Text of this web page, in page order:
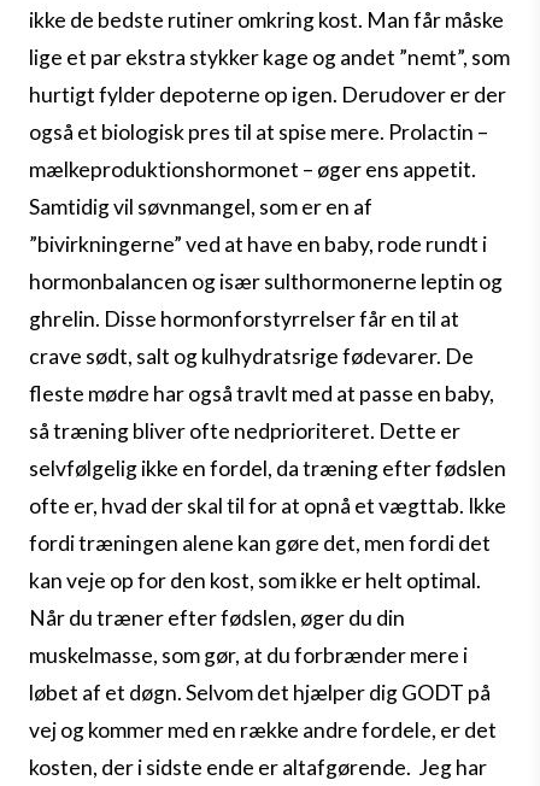
ikke de bedste rutiner omkring kost. Man får måske
lige et par ekstra stykker kage og andet ”nemt”, som
hurtigt fylder depoterne op igen. Derudover er der
også et biologisk pres til at spise mere. Prolactin –
mælkeproduktionshormonet – øger ens appetit.
Samtidig vil søvnmangel, som er en af
”bivirkningerne” ved at have en baby, rode rundt i
hormonbalancen og især sulthormonerne leptin og
ghrelin. Disse hormonforstyrrelser får en til at
crave sødt, salt og kulhydratsrige fødevarer. De
fleste mødre har også travlt med at passe en baby,
så træning bliver ofte nedprioriteret. Dette er
selvfølgelig ikke en fordel, da træning efter fødslen
ofte er, hvad der skal til for at opnå et vægttab. Ikke
fordi træningen alene kan gøre det, men fordi det
kan veje op for den kost, som ikke er helt optimal.
Når du træner efter fødslen, øger du din
muskelmasse, som gør, at du forbrænder mere i
løbet af et døgn. Selvom det hjælper dig GODT på
vej og kommer med en række andre fordele, er det
kosten, der i sidste ende er altafgørende. Jeg har